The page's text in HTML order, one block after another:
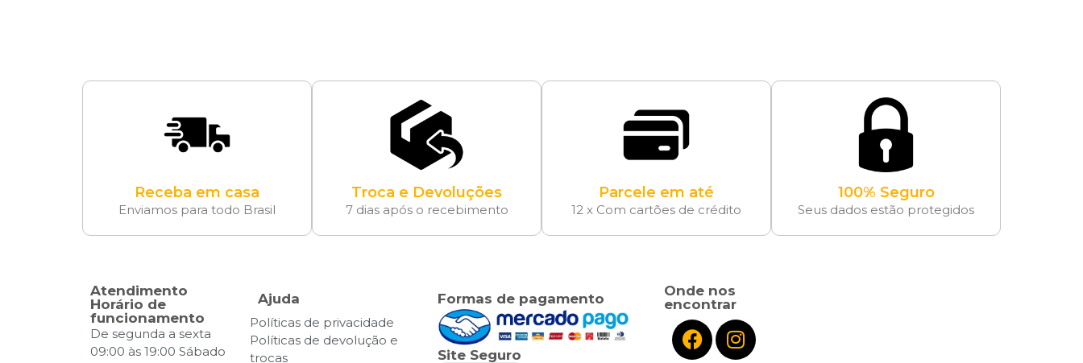
Receba em casa
Enviamos para todo Brasil
Troca e Devoluções
7 dias após o recebimento
Parcele em até
12 x Com cartões de crédito
100% Seguro
Seus dados estão protegidos
Atendimento
Horário de
funcionamento
De segunda a sexta
09:00 às 19:00 Sábado
Ajuda
Políticas de privacidade
Políticas de devolução e
trocas
Formas de pagamento
Site Seguro
Onde nos
encontrar